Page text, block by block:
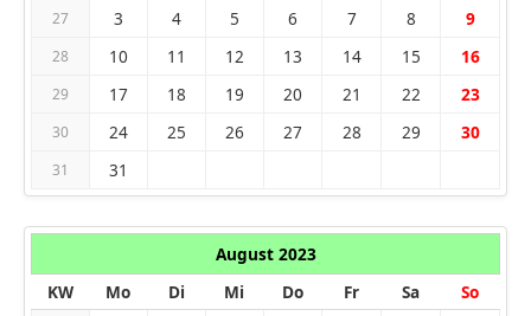
27 3 4 5 6 7 8 9
28 10 11 12 13 14 15 16
29 17 18 19 20 21 22 23
30 24 25 26 27 28 29 30
31 31
August 2023
KW
Mo Di Mi Do Fr Sa So